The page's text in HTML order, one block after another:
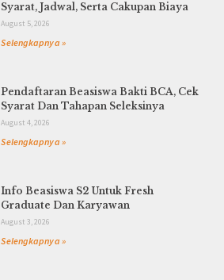
Syarat, Jadwal, Serta Cakupan Biaya
August 5, 2026
Selengkapnya »
Pendaftaran Beasiswa Bakti BCA, Cek
Syarat Dan Tahapan Seleksinya
August 4, 2026
Selengkapnya »
Info Beasiswa S2 Untuk Fresh
Graduate Dan Karyawan
August 3, 2026
Selengkapnya »